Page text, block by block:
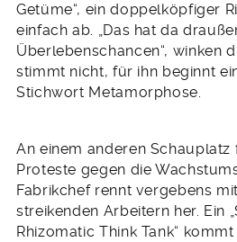
Getüme“, ein doppelköpfiger
einfach ab. „Das hat da
Überlebenschancen“, winken
stimmt nicht, für ihn beginnt
Stichwort Metamorphose.
An einem anderen Schauplatz
Proteste gegen die
Fabrikchef rennt vergebens
streikenden Arbeitern her. Ein
Rhizomatic Think Tank“